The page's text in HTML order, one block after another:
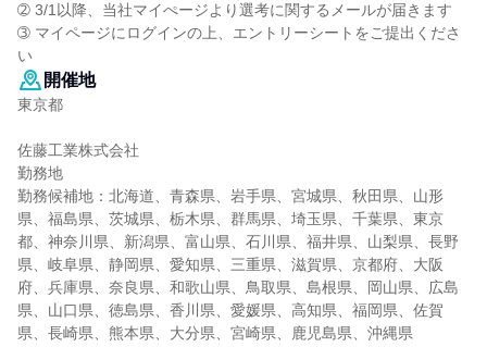
➁ 3/1以降、当社マイぺージより選考に関するメールが届きます
➂ マイページにログインの上、エントリーシートをご提出くださ
い
開催地
東京都
佐藤工業株式会社
勤務地
勤務候補地：北海道、青森県、岩手県、宮城県、秋田県、山形
県、福島県、茨城県、栃木県、群馬県、埼玉県、千葉県、東京
都、神奈川県、新潟県、富山県、石川県、福井県、山梨県、長野
県、岐阜県、静岡県、愛知県、三重県、滋賀県、京都府、大阪
府、兵庫県、奈良県、和歌山県、鳥取県、島根県、岡山県、広島
県、山口県、徳島県、香川県、愛媛県、高知県、福岡県、佐賀
県、長崎県、熊本県、大分県、宮崎県、鹿児島県、沖縄県